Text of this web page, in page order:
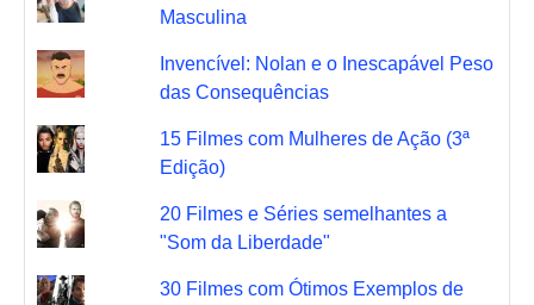
Masculina
Invencível: Nolan e o Inescapável Peso
das Consequências
15 Filmes com Mulheres de Ação (3ª
Edição)
20 Filmes e Séries semelhantes a
"Som da Liberdade"
30 Filmes com Ótimos Exemplos de